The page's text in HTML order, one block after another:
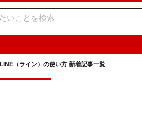
LINE（ライン）の使い方 新着記事一覧